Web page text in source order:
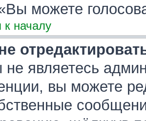
можете
к началу
являетесь
вы можете